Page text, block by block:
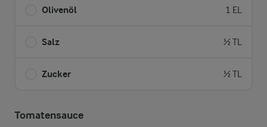
Olivenöl 1 EL
Salz ½ TL
Zucker ½ TL
Tomatensauce